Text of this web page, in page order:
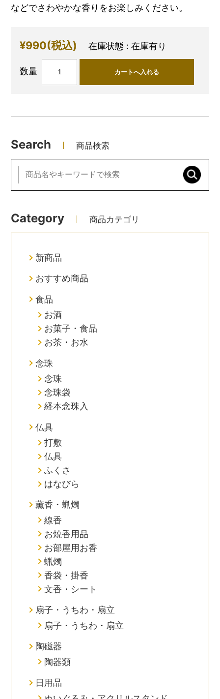
などでさわやかな香りをお楽しみください。
¥990(税込) 在庫状態 : 在庫有り
数量
Search 商品検索
Category 商品カテゴリ
新商品
おすすめ商品
食品
お酒
お菓子・食品
お茶・お水
念珠
念珠
念珠袋
経本念珠入
仏具
打敷
仏具
ふくさ
はなびら
薫香・蝋燭
線香
お焼香用品
お部屋用お香
蝋燭
香袋・掛香
文香・シート
扇子・うちわ・扇立
扇子・うちわ・扇立
陶磁器
陶器類
日用品